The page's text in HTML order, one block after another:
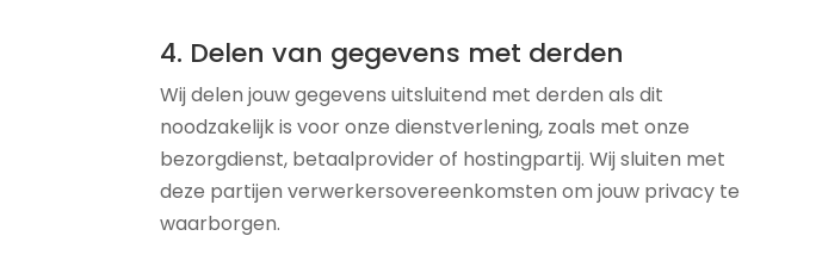
4. Delen van gegevens met derden
Wij delen jouw gegevens uitsluitend met derden als dit
noodzakelijk is voor onze dienstverlening, zoals met onze
bezorgdienst, betaalprovider of hostingpartij. Wij sluiten met
deze partijen verwerkersovereenkomsten om jouw privacy te
waarborgen.